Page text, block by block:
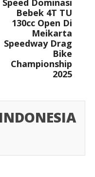
Speed Dominasi
Bebek 4T TU
130cc Open Di
Meikarta
Speedway Drag
Bike
Championship
2025